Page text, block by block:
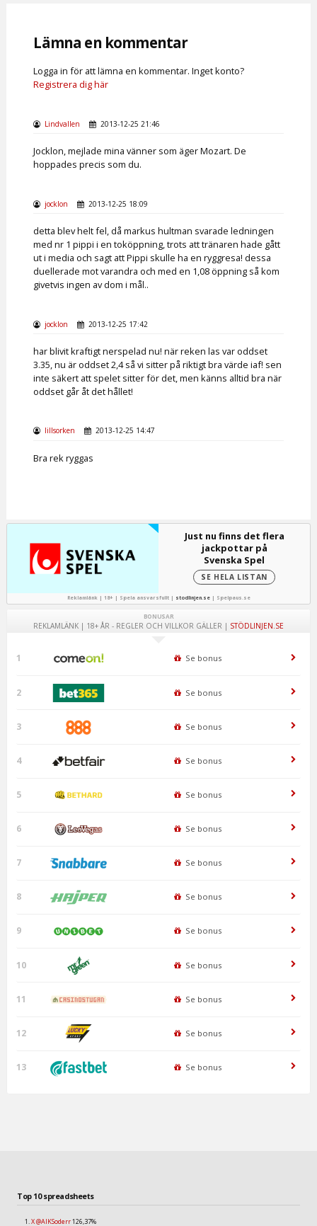
Lämna en kommentar
Logga in för att lämna en kommentar. Inget konto?
Registrera dig här
Lindvallen 2013-12-25 21:46
Jocklon, mejlade mina vänner som äger Mozart. De
hoppades precis som du.
jocklon 2013-12-25 18:09
detta blev helt fel, då markus hultman svarade ledningen
med nr 1 pippi i en toköppning, trots att tränaren hade gått
ut i media och sagt att Pippi skulle ha en ryggresa! dessa
duellerade mot varandra och med en 1,08 öppning så kom
givetvis ingen av dom i mål..
jocklon 2013-12-25 17:42
har blivit kraftigt nerspelad nu! när reken las var oddset
3.35, nu är oddset 2,4 så vi sitter på riktigt bra värde iaf! sen
inte säkert att spelet sitter för det, men känns alltid bra när
oddset går åt det hållet!
lillsorken 2013-12-25 14:47
Bra rek ryggas
Just nu finns det flera
jackpottar på
Svenska Spel
SE HELA LISTAN
Reklamlänk | 18+ | Spela ansvarsfullt | stodlinjen.se| Spelpaus.se
BONUSAR
REKLAMLÄNK | 18+ ÅR - REGLER OCH VILLKOR GÄLLER | STÖDLINJEN.SE
1 Se bonus
2 Se bonus
3 Se bonus
4 Se bonus
5 Se bonus
6 Se bonus
7 Se bonus
8 Se bonus
9 Se bonus
10 Se bonus
11 Se bonus
12 Se bonus
13 Se bonus
Top 10 spreadsheets
X @AIKSoderr126,37%